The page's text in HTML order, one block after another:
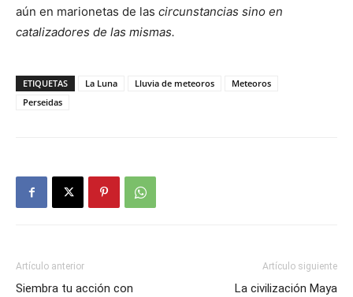
aún en marionetas de las circunstancias sino en
catalizadores de las mismas.
ETIQUETAS La Luna Lluvia de meteoros
Meteoros
Perseidas
Artículo anterior
Siembra tu acción con
Artículo siguiente
La civilización Maya